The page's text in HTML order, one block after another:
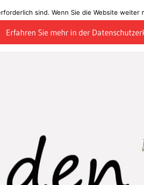
sind. Wenn Sie die Website
Erfahren Sie mehr in der